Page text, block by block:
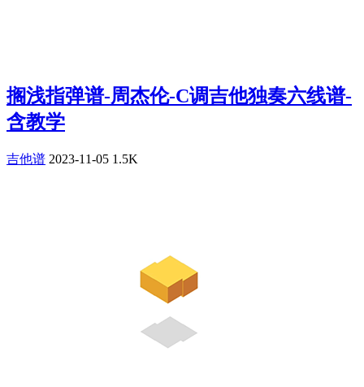
搁浅指弹谱-周杰伦-C调吉他独奏六线谱-
含教学
吉他谱 2023-11-05 1.5K